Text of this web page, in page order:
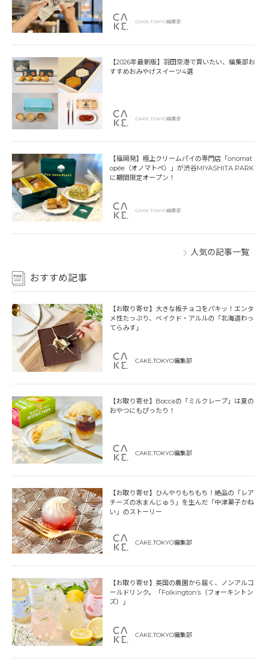
CAKE.TOKYO編集部
【2026年最新版】羽田空港で買いたい、編集部お
すすめおみやげスイーツ4選
CAKE.TOKYO編集部
【福岡発】極上クリームパイの専門店「onomat
opée（オノマトペ）」が渋谷MIYASHITA PARK
に期間限定オープン！
CAKE.TOKYO編集部
人気の記事一覧
おすすめ記事
【お取り寄せ】大きな板チョコをパキッ！エンタ
メ性たっぷり、ベイクド・アルルの「北海道わっ
てらみす」
CAKE.TOKYO編集部
【お取り寄せ】Boccaの「ミルクレープ」は夏の
おやつにもぴったり！
CAKE.TOKYO編集部
【お取り寄せ】ひんやりもちもち！絶品の「レア
チーズの水まんじゅう」を生んだ「中津菓子かね
い」のストーリー
CAKE.TOKYO編集部
【お取り寄せ】英国の農園から届く、ノンアルコ
ールドリンク。「Folkington’s（フォーキントン
ズ）」
CAKE.TOKYO編集部